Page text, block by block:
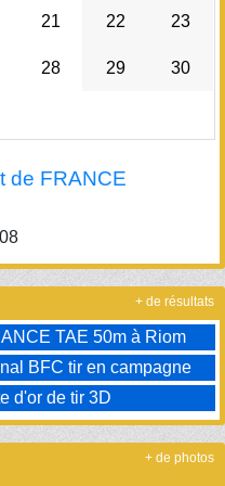
21 22 23
28 29 30
de FRANCE
TAE 50m à Riom
BFC tir en campagne
d'or de tir 3D
+ de résultats
+ de photos